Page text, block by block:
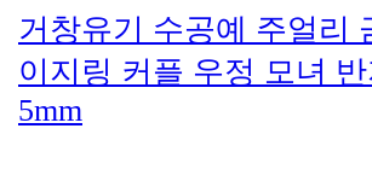
거창유기 수공예 주얼리
이지링 커플 우정 모녀 반
5mm